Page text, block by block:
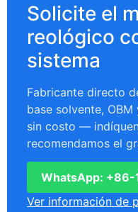
Solicite el
reológico
sistema
Fabricante directo
base solvente,
sin costo —
recomendamos el
WhatsApp: +86-
Ver información de